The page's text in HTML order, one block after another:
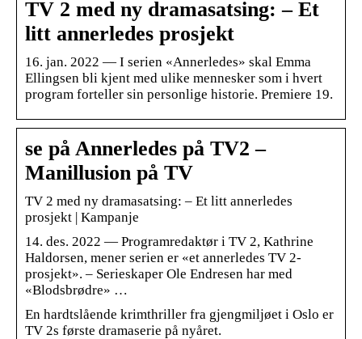
TV 2 med ny dramasatsing: – Et
litt annerledes prosjekt
16. jan. 2022 — I serien «Annerledes» skal Emma
Ellingsen bli kjent med ulike mennesker som i hvert
program forteller sin personlige historie. Premiere 19.
se på Annerledes på TV2 –
Manillusion på TV
TV 2 med ny dramasatsing: – Et litt annerledes
prosjekt | Kampanje
14. des. 2022 — Programredaktør i TV 2, Kathrine
Haldorsen, mener serien er «et annerledes TV 2-
prosjekt». – Serieskaper Ole Endresen har med
«Blodsbrødre» …
En hardtslående krimthriller fra gjengmiljøet i Oslo er
TV 2s første dramaserie på nyåret.